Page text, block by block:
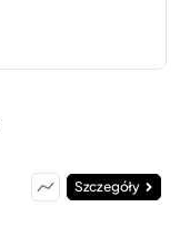
Szczegóły